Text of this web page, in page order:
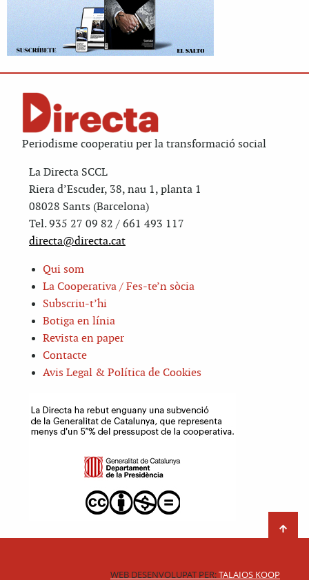
Periodisme cooperatiu per la transformació social
La Directa SCCL
Riera d’Escuder, 38, nau 1, planta 1
08028 Sants (Barcelona)
Tel. 935 27 09 82 / 661 493 117
directa@directa.cat
Qui som
La Cooperativa / Fes-te’n sòcia
Subscriu-t’hi
Botiga en línia
Revista en paper
Contacte
Avis Legal & Política de Cookies
WEB DESENVOLUPAT PER:TALAIOS KOOP